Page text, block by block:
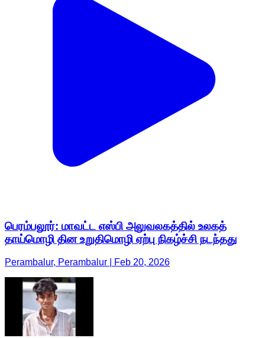
பெரம்பலூர்: மாவட்ட எஸ்பி அலுவலகத்தில் உலகத்
தாய்மொழி தின உறுதிமொழி ஏற்பு நிகழ்ச்சி நடந்தது
Perambalur, Perambalur | Feb 20, 2026